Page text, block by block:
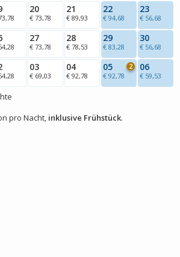
20
€ 73,78
21
€ 89,93
22
€ 94,68
23
€ 56,68
27
€ 73,78
28
€ 78,53
29
€ 83,28
30
€ 56,68
03
€ 69,03
04
€ 92,78
05
€ 92,78
2 06
€ 59,53
pro Nacht, inklusive Frühstück.